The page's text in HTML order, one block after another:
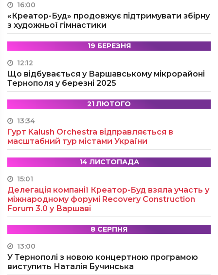
16:00
«Креатор-Буд» продовжує підтримувати збірну
з художньої гімнастики
19 БЕРЕЗНЯ
12:12
Що відбувається у Варшавському мікрорайоні
Тернополя у березні 2025
21 ЛЮТОГО
13:34
Гурт Kalush Orchestra відправляється в
масштабний тур містами України
14 ЛИСТОПАДА
15:01
Делегація компанії Креатор-Буд взяла участь у
міжнародному форумі Recovery Construction
Forum 3.0 у Варшаві
8 СЕРПНЯ
13:00
У Тернополі з новою концертною програмою
виступить Наталія Бучинська